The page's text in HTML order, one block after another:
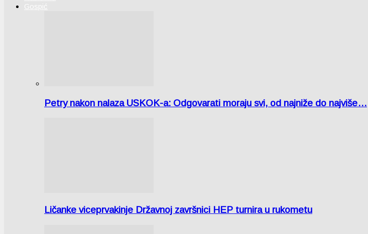
Gospić
Petry nakon nalaza USKOK-a: Odgovarati moraju svi, od najniže do najviše…
Ličanke viceprvakinje Državnoj završnici HEP turnira u rukometu